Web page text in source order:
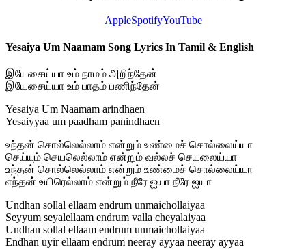
AppleSpotifyYouTube
Yesaiya Um Naamam Song Lyrics In Tamil & English
இயேசைய்யா உம் நாமம் அறிந்தேன்
இயேசைய்யா உம் பாதம் பணிந்தேன்
Yesaiya Um Naamam arindhaen
Yesaiyyaa um paadham panindhaen
உந்தன் சொல்லெல்லாம் என்றும் உண்மைச் சொல்லைய்யா
செய்யும் செயலெல்லாம் என்றும் வல்லச் செயலைய்யா
உந்தன் சொல்லெல்லாம் என்றும் உண்மைச் சொல்லைய்யா
எந்தன் உயிரெல்லாம் என்றும் நீரே ஐயா நீரே ஐயா
Undhan sollal ellaam endrum unmaichollaiyaa
Seyyum seyalellaam endrum valla cheyalaiyaa
Undhan sollal ellaam endrum unmaichollaiyaa
Endhan uyir ellaam endrum neeray ayyaa neeray ayyaa